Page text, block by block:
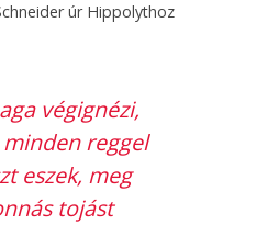
úr Hippolythoz
végignézi,
reggel
eszek, meg
tojást